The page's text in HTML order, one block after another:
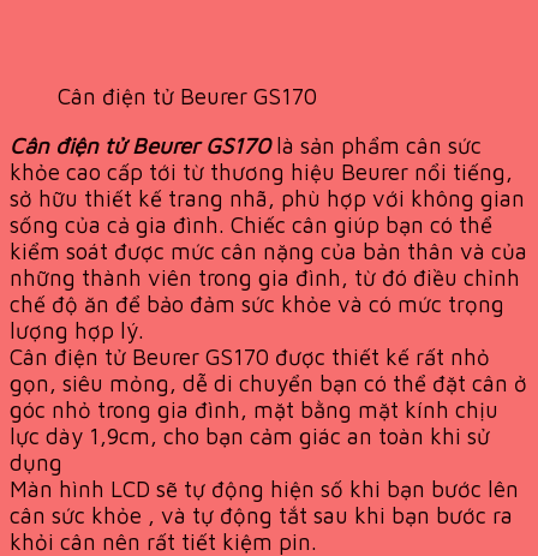
Cân điện tử Beurer GS170
Cân điện tử Beurer GS170là sản phẩm cân sức
khỏe cao cấp tới từ thương hiệu Beurer nổi tiếng,
sở hữu thiết kế trang nhã, phù hợp với không gian
sống của cả gia đình. Chiếc cân giúp bạn có thể
kiểm soát được mức cân nặng của bản thân và của
những thành viên trong gia đình, từ đó điều chỉnh
chế độ ăn để bảo đảm sức khỏe và có mức trọng
lượng hợp lý.
Cân điện tử Beurer GS170 được thiết kế rất nhỏ
gọn, siêu mỏng, dễ di chuyển bạn có thể đặt cân ở
góc nhỏ trong gia đình, mặt bằng mặt kính chịu
lực dày 1,9cm, cho bạn cảm giác an toàn khi sử
dụng
Màn hình LCD sẽ tự động hiện số khi bạn bước lên
cân sức khỏe , và tự động tắt sau khi bạn bước ra
khỏi cân nên rất tiết kiệm pin.